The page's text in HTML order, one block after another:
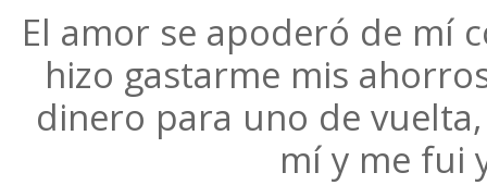
El amor se apoderó de mí
hizo gastarme mis
dinero para uno de
mí y me fui